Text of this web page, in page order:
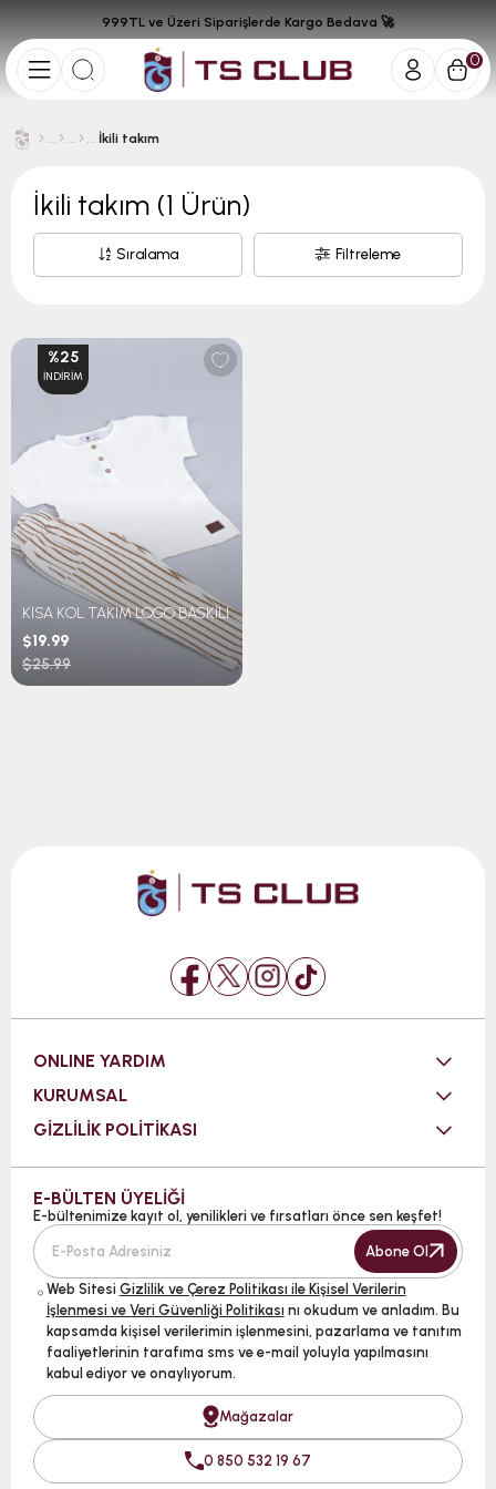
0
999TL ve Üzeri Siparişlerde Kargo Bedava 🚀
İkili takım
İkili takım (1 Ürün)
Filtreleme
Sıralama
KISA KOL TAKIM LOGO BASKILI
$19.99
$25.99
%25
İNDIRIM
ONLINE YARDIM
KURUMSAL
GİZLİLİK POLİTİKASI
E-BÜLTEN ÜYELİĞİ
E-bültenimize kayıt ol, yenilikleri ve fırsatları önce sen keşfet!
Abone Ol
Web Sitesi Gizlilik ve Çerez Politikası ile Kişisel Verilerin
İşlenmesi ve Veri Güvenliği Politikası nı okudum ve anladım. Bu
kapsamda kişisel verilerimin işlenmesini, pazarlama ve tanıtım
faaliyetlerinin tarafıma sms ve e-mail yoluyla yapılmasını
kabul ediyor ve onaylıyorum.
Mağazalar
0 850 532 19 67